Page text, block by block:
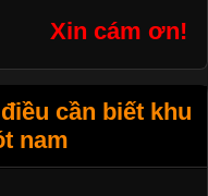
Xin cám ơn!
cần biết khu
nam